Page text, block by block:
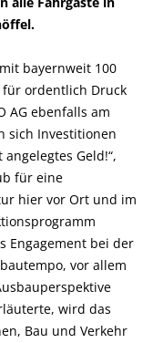
bayernweit 100
ordentlich Druck
AG ebenfalls am
sich Investitionen
Geld!“,
für eine
hier vor Ort und im
Engagement bei der
vor allem
wird das
Bau und Verkehr